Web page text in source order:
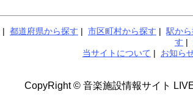
| 都道府県から探す | 市区町村から探す | 駅か
す |
当サイトについて | お知ら
CopyRight © 音楽施設情報サイト